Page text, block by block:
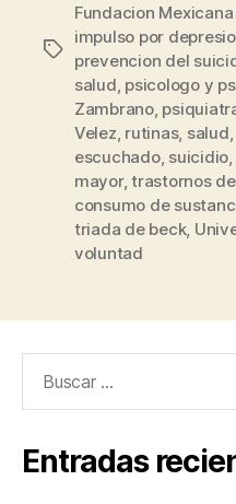
Etiquetas
Fundacion
impulso por
prevencion del
salud psicologo y
Zambrano,
Velez rutinas, salud
escuchado, suicidio
mayor,trastornos
consumo de
triada de beck,
voluntad
Entradas